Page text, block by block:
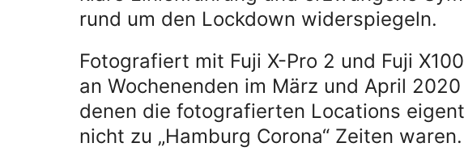
rund um den Lockdown widerspiegeln.
Fotografiert mit Fuji X-Pro 2 und Fuji
an Wochenenden im März und April
denen die fotografierten Locations
nicht zu „Hamburg Corona“ Zeiten waren.